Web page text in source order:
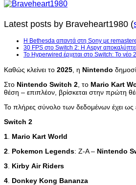
Latest posts by Braveheart1980 (
Η Bethesda απαντά στη Sony με
30 FPS στο Switch 2: Η Aspyr
Το Hyperwired έρχεται στο Switch: Το
Καθώς κλείνει το 2025 , η Nintendo
Στο Nintendo Switch 2 , το Mario Kart
θέση – επιπλέον, βρίσκεται στην πρώτη
Το πλήρες σύνολο των δεδομένων έχει ως
Switch 2
1 Mario Kart World
2 Pokemon Legends: Z-A – Nintendo
3 Kirby Air Riders
4 Donkey Kong Bananza